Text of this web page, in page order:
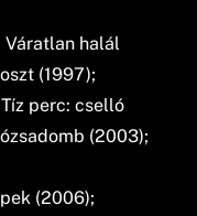
Váratlan halál
(1997);
perc: cselló
(2003);
(2006);